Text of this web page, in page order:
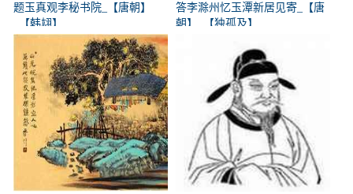
题玉真观李秘书院_【唐朝】
_【韩翃】
答李滁州忆玉潭新居见寄_【唐
朝】_【独孤及】